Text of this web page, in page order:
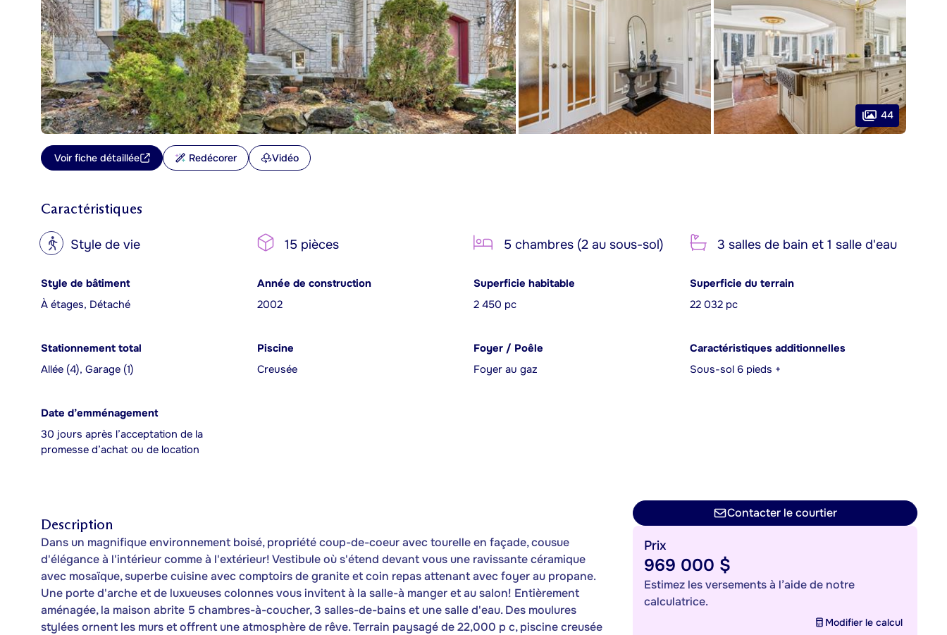
44
Voir fiche détaillée Redécorer Vidéo
Caractéristiques
? Style de vie 15 pièces 5 chambres (2 au sous-sol) 3 salles de bain et 1 salle d'eau
Style de bâtiment
À étages, Détaché
Année de construction
2002
Superficie habitable
2 450 pc
Superficie du terrain
22 032 pc
Stationnement total
Allée (4), Garage (1)
Piscine
Creusée
Foyer / Poêle
Foyer au gaz
Caractéristiques additionnelles
Sous-sol 6 pieds +
Date d’emménagement
30 jours après l’acceptation de la
promesse d’achat ou de location
Description
Dans un magnifique environnement boisé, propriété coup-de-coeur avec tourelle en façade, cousue
d'élégance à l'intérieur comme à l'extérieur! Vestibule où s'étend devant vous une ravissante céramique
avec mosaïque, superbe cuisine avec comptoirs de granite et coin repas attenant avec foyer au propane.
Une porte d'arche et de luxueuses colonnes vous invitent à la salle-à manger et au salon! Entièrement
aménagée, la maison abrite 5 chambres-à-coucher, 3 salles-de-bains et une salle d'eau. Des moulures
stylées ornent les murs et offrent une atmosphère de rêve. Terrain paysagé de 22,000 p c, piscine creusée
Contacter le courtier
Prix
969 000 $
Estimez les versements à l’aide de notre
calculatrice.
Modifier le calcul